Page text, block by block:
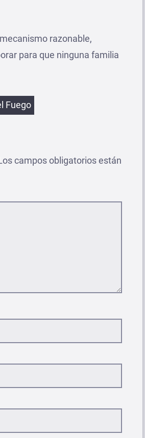
razonable,
para que ninguna familia
Fuego
campos obligatorios están